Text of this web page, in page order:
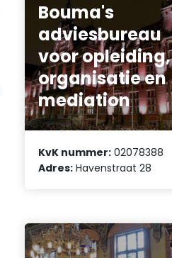
Bouma's
adviesbureau
voor opleiding,
organisatie en
mediation
KvK nummer: 02078388
Adres: Havenstraat 28